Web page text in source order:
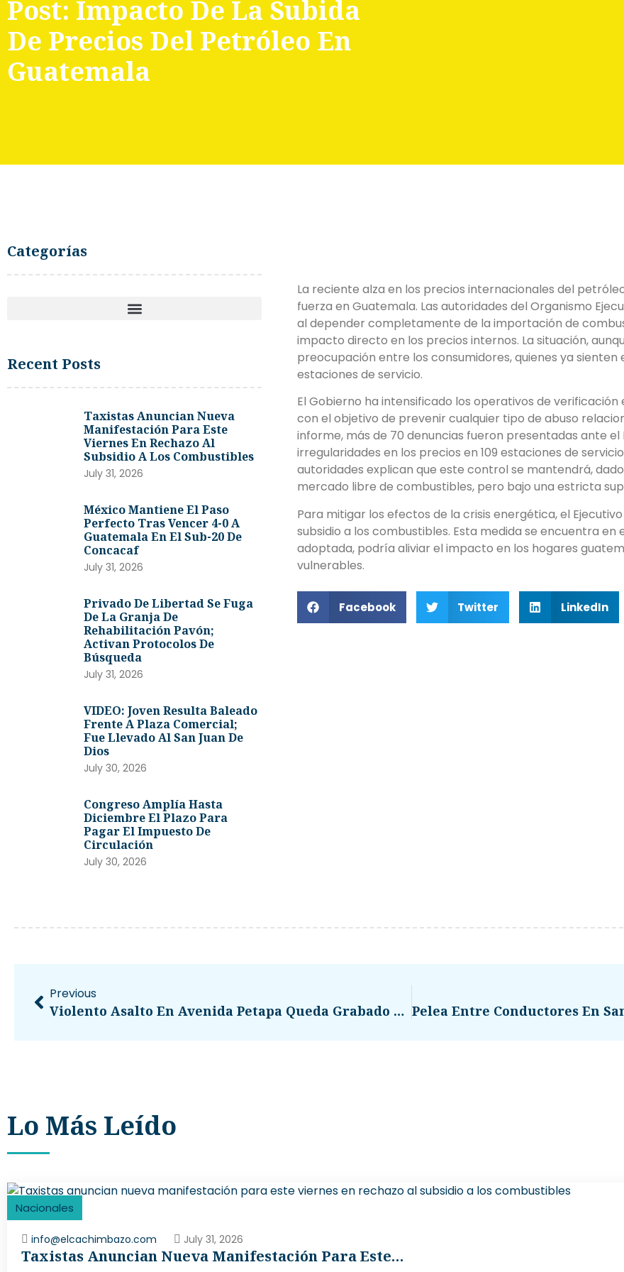
Post: Impacto De La Subida
De Precios Del Petróleo En
Guatemala
Categorías
Recent Posts
Taxistas Anuncian Nueva
Manifestación Para Este
Viernes En Rechazo Al
Subsidio A Los Combustibles
July 31, 2026
México Mantiene El Paso
Perfecto Tras Vencer 4-0 A
Guatemala En El Sub-20 De
Concacaf
July 31, 2026
Privado De Libertad Se Fuga
De La Granja De
Rehabilitación Pavón;
Activan Protocolos De
Búsqueda
July 31, 2026
VIDEO: Joven Resulta Baleado
Frente A Plaza Comercial;
Fue Llevado Al San Juan De
Dios
July 30, 2026
Congreso Amplía Hasta
Diciembre El Plazo Para
Pagar El Impuesto De
Circulación
July 30, 2026
La reciente alza en los precios internacionales del
fuerza en Guatemala. Las autoridades del Organismo
al depender completamente de la importación de
impacto directo en los precios internos. La situación,
preocupación entre los consumidores, quienes ya
estaciones de servicio.
El Gobierno ha intensificado los operativos de
con el objetivo de prevenir cualquier tipo de abuso
informe, más de 70 denuncias fueron presentadas ante el
irregularidades en los precios en 109 estaciones de
autoridades explican que este control se mantendrá,
mercado libre de combustibles, pero bajo una estricta
Para mitigar los efectos de la crisis energética, el
subsidio a los combustibles. Esta medida se encuentra en
adoptada, podría aliviar el impacto en los hogares
vulnerables.
Facebook Twitter LinkedIn
Previous
Violento Asalto En Avenida Petapa Queda Grabado Por Cámara De Seguridad
Lo Más Leído
Nacionales
info@elcachimbazo.com July 31, 2026
Taxistas Anuncian Nueva Manifestación Para Este…